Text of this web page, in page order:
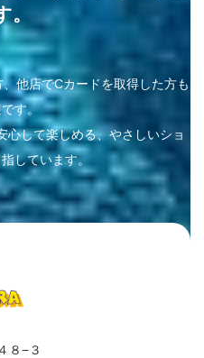
。
他店でCカードを取得した方も
す。
心して楽しめる、やさしいショ
しています。
８−３